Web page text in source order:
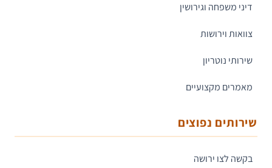
דיני משפחה וגירושין
צוואות וירושות
שירותי נוטריון
מאמרים מקצועיים
שירותים נפוצים
בקשה לצו ירושה